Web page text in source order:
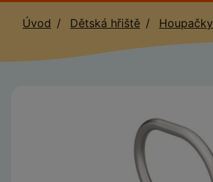
Úvod Dětská hřiště Houpačky